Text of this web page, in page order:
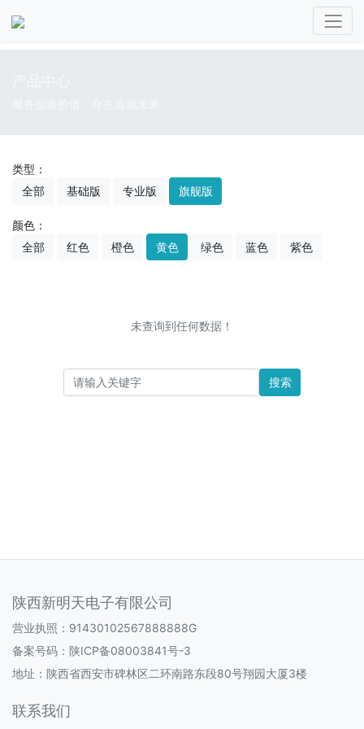
类型：
全部
基础版 专业版 旗舰版
颜色：
全部
红色 橙色 黄色 绿色 蓝色 紫色
未查询到任何数据！
搜索
陕西新明天电子有限公司
营业执照：91430102567888888G
备案号码： 陕ICP备08003841号-3
地址：陕西省西安市碑林区二环南路东段80号翔园大厦3楼
联系我们